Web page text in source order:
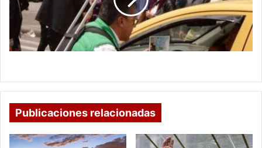
Publicaciones relacionadas